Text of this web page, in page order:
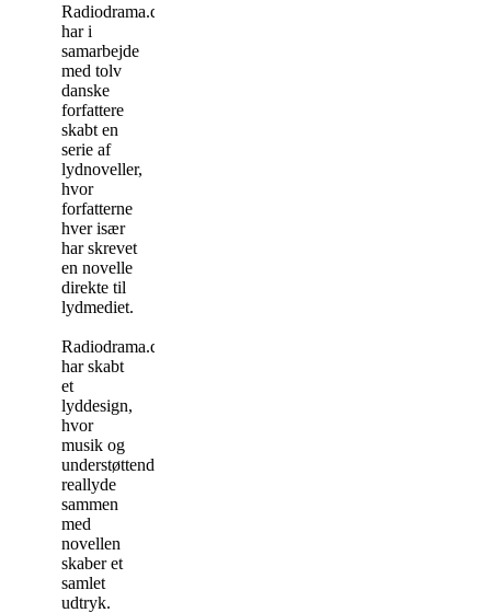
Radiodrama.dk
har i
samarbejde
med tolv
danske
forfattere
skabt en
serie af
lydnoveller,
hvor
forfatterne
hver især
har skrevet
en novelle
direkte til
lydmediet.
Radiodrama.dk
har skabt
et
lyddesign,
hvor
musik og
understøttende
reallyde
sammen
med
novellen
skaber et
samlet
udtryk.